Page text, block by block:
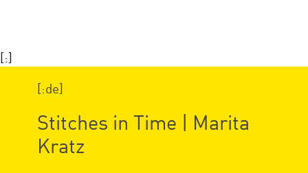
[:]
[:de]
Stitches in Time | Marita
Kratz